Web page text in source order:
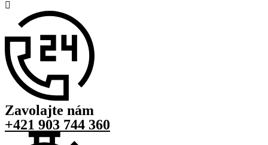
Zavolajte nám
+421 903 744 360